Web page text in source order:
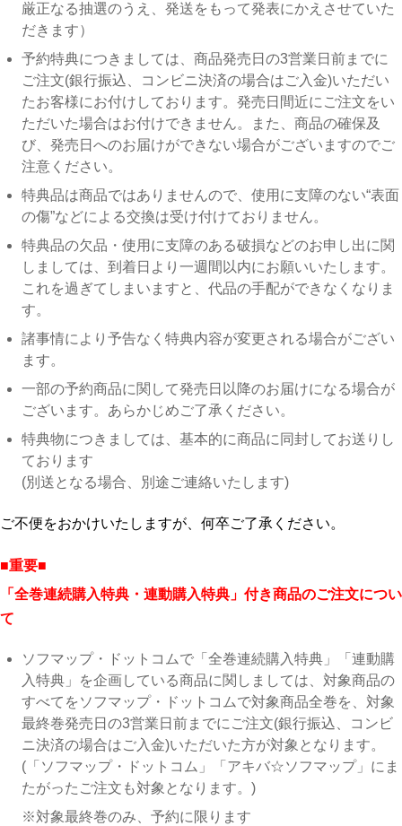
厳正なる抽選のうえ、発送をもって発表にかえさせていた
だきます）
予約特典につきましては、商品発売日の3営業日前までに
ご注文(銀行振込、コンビニ決済の場合はご入金)いただい
たお客様にお付けしております。発売日間近にご注文をい
ただいた場合はお付けできません。また、商品の確保及
び、発売日へのお届けができない場合がございますのでご
注意ください。
特典品は商品ではありませんので、使用に支障のない“表面
の傷”などによる交換は受け付けておりません。
特典品の欠品・使用に支障のある破損などのお申し出に関
しましては、到着日より一週間以内にお願いいたします。
これを過ぎてしまいますと、代品の手配ができなくなりま
す。
諸事情により予告なく特典内容が変更される場合がござい
ます。
一部の予約商品に関して発売日以降のお届けになる場合が
ございます。あらかじめご了承ください。
特典物につきましては、基本的に商品に同封してお送りし
ております
(別送となる場合、別途ご連絡いたします)
ご不便をおかけいたしますが、何卒ご了承ください。
■重要■
「全巻連続購入特典・連動購入特典」付き商品のご注文につい
て
ソフマップ・ドットコムで「全巻連続購入特典」「連動購
入特典」を企画している商品に関しましては、対象商品の
すべてをソフマップ・ドットコムで対象商品全巻を、対象
最終巻発売日の3営業日前までにご注文(銀行振込、コンビ
ニ決済の場合はご入金)いただいた方が対象となります。
(「ソフマップ・ドットコム」「アキバ☆ソフマップ」にま
たがったご注文も対象となります。)
※対象最終巻のみ、予約に限ります